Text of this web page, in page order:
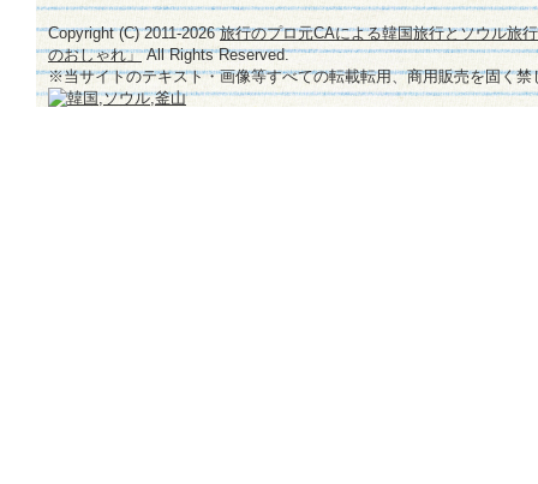
Copyright (C) 2011-2026旅行のプロ元CAによる韓国旅行とソウル旅
のおしゃれ」All Rights Reserved.
※当サイトのテキスト・画像等すべての転載転用、商用販売を固く禁